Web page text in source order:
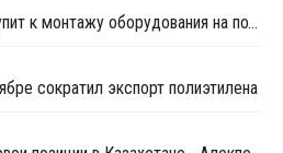
ИНК в январе 2022 приступит к монтажу оборудования на подстанции 220 кВ "Полимер" в Усть-Куте
сократил экспорт полиэтилена